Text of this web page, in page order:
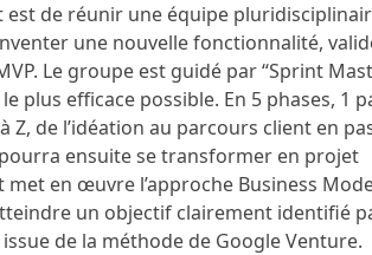
est de réunir une équipe
une nouvelle fonctionnalité,
Le groupe est guidé par “Sprint
plus efficace possible. En 5 phases, 1
Z, de l’idéation au parcours client en
ensuite se transformer en projet
en œuvre l’approche Business
un objectif clairement identifié
de la méthode de Google Venture.